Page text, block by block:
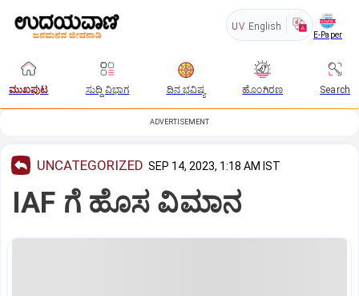
UV English
E-Paper
ಮುಖಪುಟ ಸುದ್ದಿ ವಿಭಾಗ ದಿನ ಭವಿಷ್ಯ ಹೊಂಗಿರಣ Search
ADVERTISEMENT
UNCATEGORIZED SEP 14, 2023, 1:18 AM IST
IAF ಗೆ ಹೊಸ ವಿಮಾನ